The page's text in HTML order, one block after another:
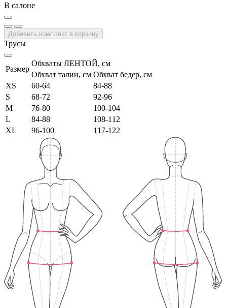
В салоне
Добавить комплект в корзину
Трусы
Размер
Обхваты ЛЕНТОЙ, см
Обхват талии, см Обхват бедер, см
XS
60-64
84-88
S
68-72
92-96
M
76-80
100-104
L
84-88
108-112
XL
96-100 117-122